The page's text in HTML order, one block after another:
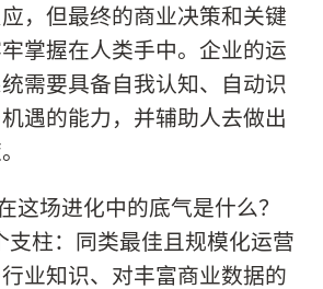
，但最终的商业决策和关键
掌握在人类手中。企业的运
需要具备自我认知、自动识
遇的能力，并辅助人去做出
这场进化中的底气是什么？
支柱：同类最佳且规模化运营
业知识、对丰富商业数据的